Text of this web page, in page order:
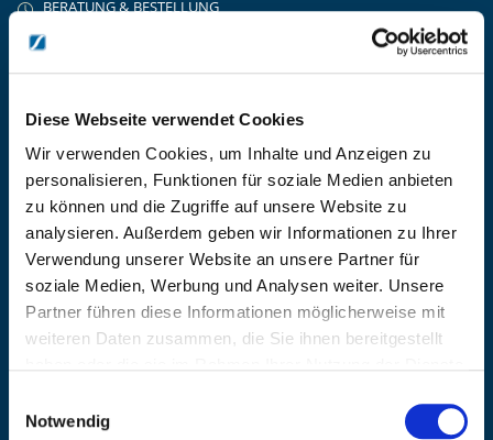
Diese Webseite verwendet Cookies
Wir verwenden Cookies, um Inhalte und Anzeigen zu
personalisieren, Funktionen für soziale Medien anbieten
zu können und die Zugriffe auf unsere Website zu
analysieren. Außerdem geben wir Informationen zu Ihrer
Verwendung unserer Website an unsere Partner für
soziale Medien, Werbung und Analysen weiter. Unsere
Partner führen diese Informationen möglicherweise mit
weiteren Daten zusammen, die Sie ihnen bereitgestellt
Notwendig
BERATUNG & BESTELLUNG
Freitag: 08:00 - 16:00
UNTERNEHMEN
Über Kanzlsperger
AGB nebst Kundeninformationen
Impressum
INFORMATIONEN
Preisvorschlag erstellen
Versandkosten & Lieferinformationen
Zahlungsbedingungen
Datenschutzerklärung
BLEIBE AUF DEM LAUFENDEN